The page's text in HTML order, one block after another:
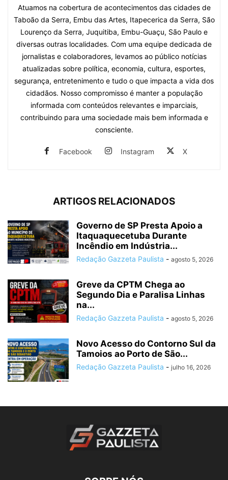
Atuamos na cobertura de acontecimentos das cidades de
Taboão da Serra, Embu das Artes, Itapecerica da Serra, São
Lourenço da Serra, Juquitiba, Embu-Guaçu, São Paulo e
diversas outras localidades. Com uma equipe dedicada de
jornalistas e colaboradores, levamos ao público notícias
atualizadas sobre política, economia, cultura, esportes,
segurança, entretenimento e tudo o que impacta a vida dos
cidadãos. Nosso compromisso é manter a população
informada com conteúdos relevantes e imparciais,
contribuindo para uma sociedade mais bem informada e
consciente.
Facebook Instagram X
ARTIGOS RELACIONADOS
Governo de SP Presta Apoio a
Itaquaquecetuba Durante
Incêndio em Indústria...
Redação Gazzeta Paulista - agosto 5, 2026
Greve da CPTM Chega ao
Segundo Dia e Paralisa Linhas
na...
Redação Gazzeta Paulista - agosto 5, 2026
Novo Acesso do Contorno Sul da
Tamoios ao Porto de São...
Redação Gazzeta Paulista - julho 16, 2026